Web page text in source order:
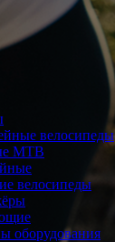
велосипеды
МTB
велосипеды
оборудования